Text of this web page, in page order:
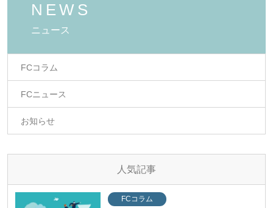
NEWS
ニュース
FCコラム
FCニュース
お知らせ
人気記事
FCコラム